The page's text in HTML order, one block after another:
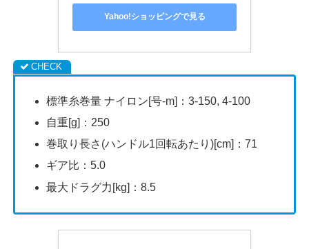
Yahoo!ショッピングで見る
標準糸巻量 ナイロン[号-m]：3-150, 4-100
自重[g]：250
巻取り長さ(ハンドル1回転あたり)[cm]：71
ギア比：5.0
最大ドラグ力[kg]：8.5